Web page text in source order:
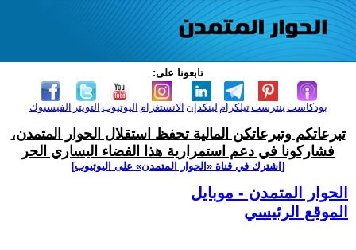
تابعونا على:
الفيسبوك التويتر اليوتيوب الانستغرام لينكدإن تيلكرامبنترست بودكاست
تبرعاتكم وتبرعاتكن المالية تحفظ استقلال الحوار المتمدن،
فشاركونا في دعم استمرارية هذا الفضاء اليساري الحر
[اشترك في قناة ‫«الحوار المتمدن» على اليوتيوب]
الحوار المتمدن - موبايل
الموقع الرئيسي